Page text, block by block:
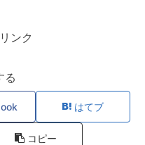
ンク
る
はてブ
コピー